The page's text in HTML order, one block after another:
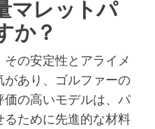
マレットパ
か？
の安定性とアライメ
あり、ゴルファーの
の高いモデルは、パ
ために先進的な材料